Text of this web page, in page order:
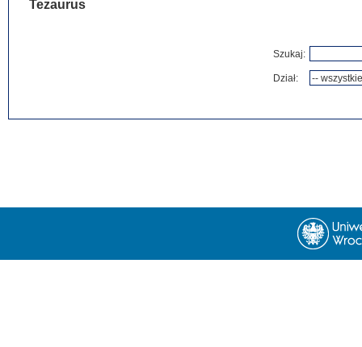
Tezaurus
Szukaj:
Dział: